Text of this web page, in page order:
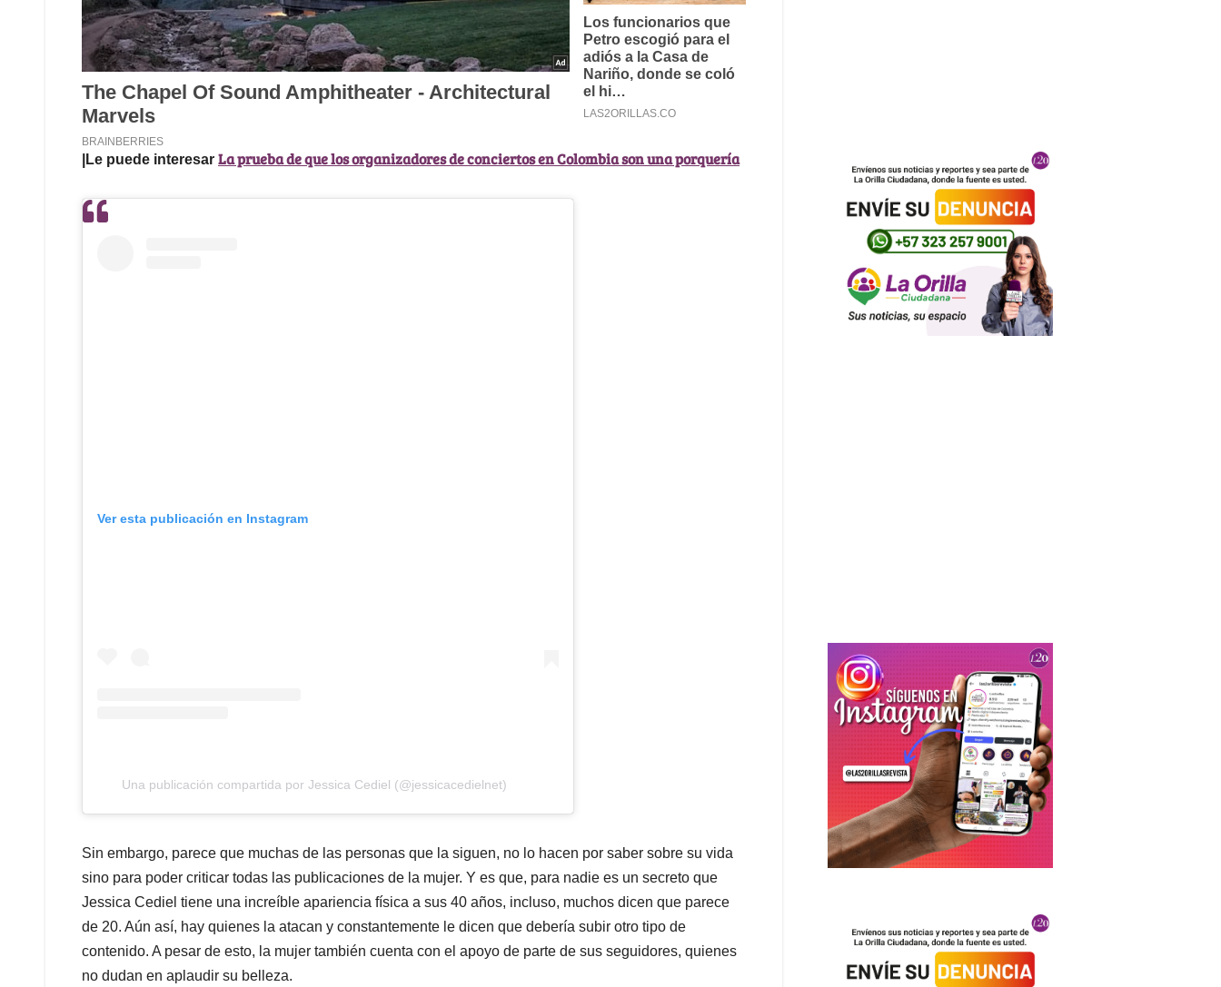
|Le puede interesar La prueba de que los organizadores de conciertos en Colombia son una porquería
Ver esta publicación en Instagram
Una publicación compartida por Jessica Cediel (@jessicacedielnet)
Sin embargo, parece que muchas de las personas que la siguen, no lo hacen por saber sobre su vida
sino para poder criticar todas las publicaciones de la mujer. Y es que, para nadie es un secreto que
Jessica Cediel tiene una increíble apariencia física a sus 40 años, incluso, muchos dicen que parece
de 20. Aún así, hay quienes la atacan y constantemente le dicen que debería subir otro tipo de
contenido. A pesar de esto, la mujer también cuenta con el apoyo de parte de sus seguidores, quienes
no dudan en aplaudir su belleza.